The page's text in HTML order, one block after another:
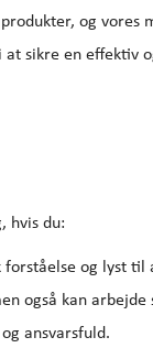
og vores
sikre en effektiv
hvis du:
forståelse og lyst
også kan
ansvarsfuld.